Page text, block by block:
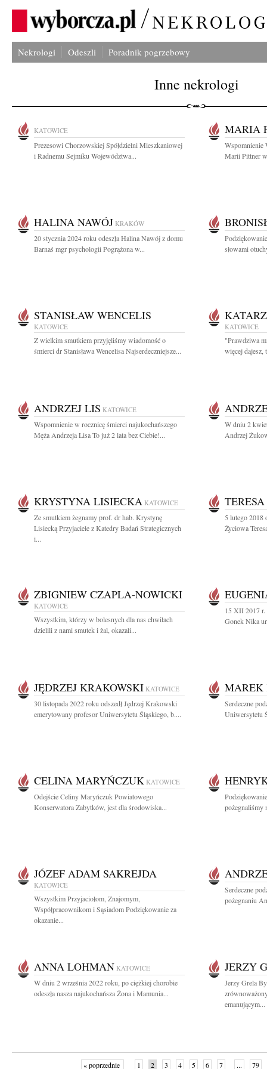
Nekrologi Odeszli Poradnik pogrzebowy
Inne nekrologi
KATOWICE
Prezesowi Chorzowskiej Spółdzielni Mieszkaniowej
i Radnemu Sejmiku Województwa...
MARIA
Wspomnienie
Marii Pittner
HALINA NAWÓJ KRAKÓW
20 stycznia 2024 roku odeszła Halina Nawój z domu
Barnaś mgr psychologii Pogrążona w...
słowami
STANISŁAW WENCELIS
KATOWICE
Z wielkim smutkiem przyjęliśmy wiadomość o
śmierci dr Stanisława Wencelisa Najserdeczniejsze...
KATOWICE
"Prawdziwa
więcej dajesz,
ANDRZEJ LIS KATOWICE
Wspomnienie w rocznicę śmierci najukochańszego
Męża Andrzeja Lisa To już 2 lata bez Ciebie!...
W dniu 2
Andrzej
KRYSTYNA LISIECKA KATOWICE
Ze smutkiem żegnamy prof. dr hab. Krystynę
Lisiecką Przyjaciele z Katedry Badań Strategicznych
i...
5 lutego 2018
Życiowa
ZBIGNIEW CZAPLA-NOWICKI
KATOWICE
Wszystkim, którzy w bolesnych dla nas chwilach
dzielili z nami smutek i żal, okazali...
15 XII 2017 r.
Gonek Nika
JĘDRZEJ KRAKOWSKI KATOWICE
30 listopada 2022 roku odszedł Jędrzej Krakowski
emerytowany profesor Uniwersytetu Śląskiego, b....
MAREK
Serdeczne
Uniwersytetu
CELINA MARYŃCZUK KATOWICE
Odejście Celiny Maryńczuk Powiatowego
Konserwatora Zabytków, jest dla środowiska...
pożegnaliśmy
JÓZEF ADAM SAKREJDA
KATOWICE
Wszystkim Przyjaciołom, Znajomym,
Współpracownikom i Sąsiadom Podziękowanie za
okazanie...
Serdeczne
pożegnaniu
ANNA LOHMAN KATOWICE
W dniu 2 września 2022 roku, po ciężkiej chorobie
odeszła nasza najukochańsza Żona i Mamunia...
JERZY
Jerzy Grela
emanującym...
« poprzednie 1 2 3 4 5 6 7 ... 79